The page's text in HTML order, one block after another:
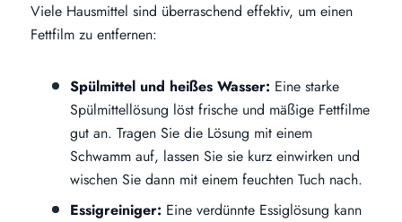
Viele Hausmittel sind überraschend effektiv, um einen
Fettfilm zu entfernen:
Spülmittel und heißes Wasser: Eine starke
Spülmittellösung löst frische und mäßige Fettfilme
gut an. Tragen Sie die Lösung mit einem
Schwamm auf, lassen Sie sie kurz einwirken und
wischen Sie dann mit einem feuchten Tuch nach.
Essigreiniger: Eine verdünnte Essiglösung kann